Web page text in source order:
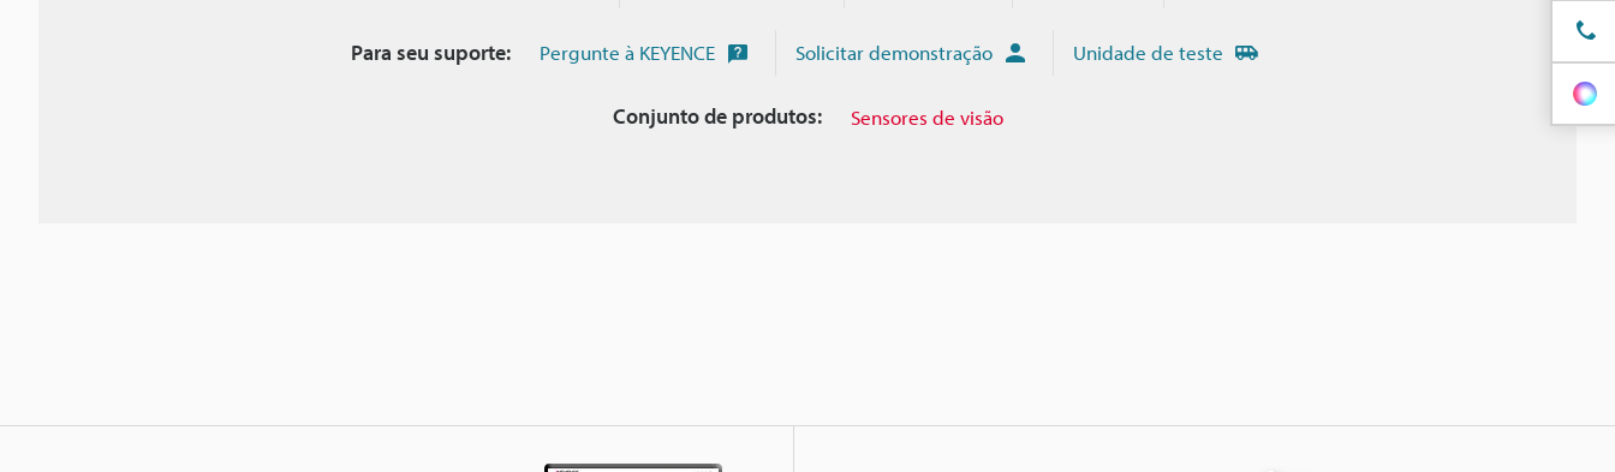
Para seu suporte: Pergunte à KEYENCE Solicitar demonstração Unidade de teste
Conjunto de produtos: Sensores de visão